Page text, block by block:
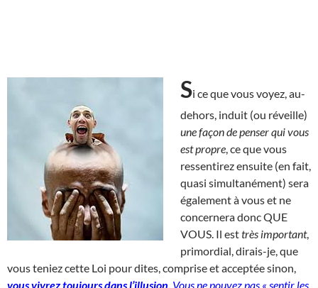
Si ce que vous voyez, au-
dehors, induit (ou réveille)
une façon de penser qui vous
est propre , ce que vous
ressentirez ensuite (en fait,
quasi simultanément) sera
également à vous et ne
concernera donc QUE
VOUS. Il esttrès important,
primordial, dirais-je, que
vous teniez cette Loi pour dites, comprise et acceptée sinon,
vous vivrez toujours dans l’illusion Vous ne pouvez pas « sentir les